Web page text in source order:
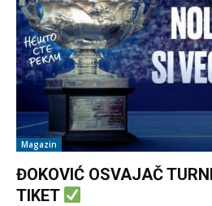
Magazin
ĐOKOVIĆ OSVAJAČ
TIKET